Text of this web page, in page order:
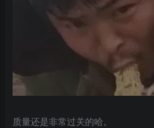
质量还是非常过关的哈。